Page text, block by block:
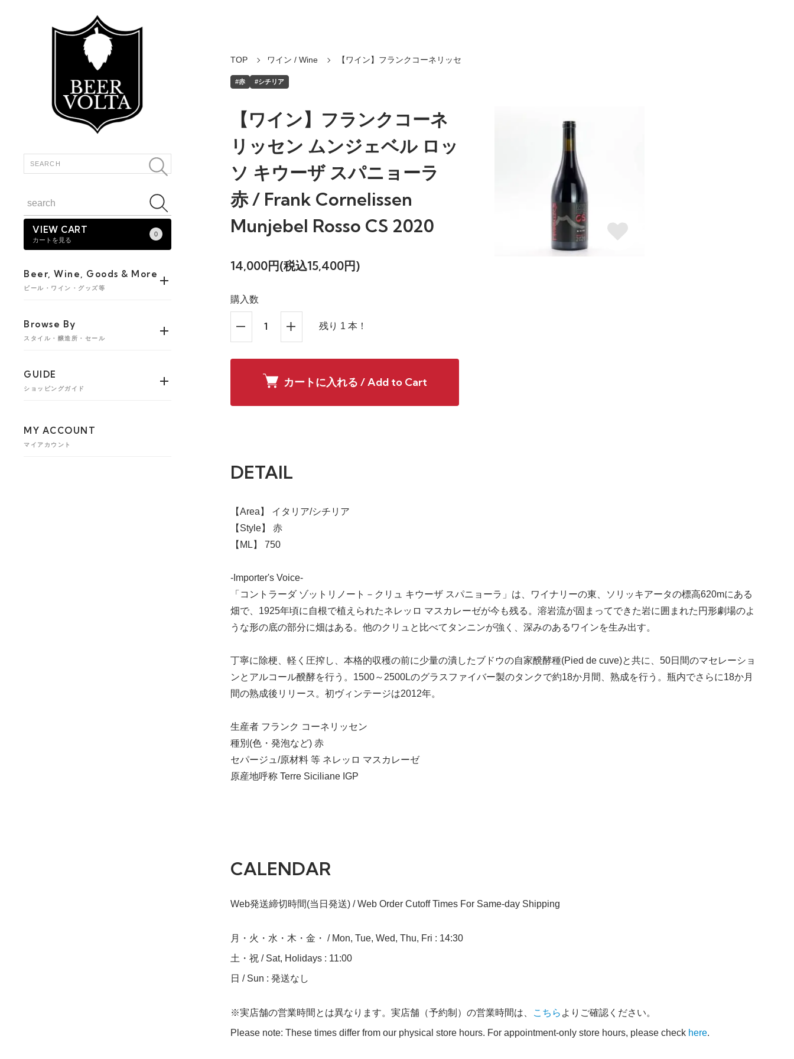
VIEW CART
カートを見る
0
Beer, Wine, Goods & More
ビール・ワイン・グッズ等
Browse By
スタイル・醸造所・セール
GUIDE
ショッピングガイド
MY ACCOUNT
マイアカウント
TOP ワイン / Wine 【ワイン】フランクコーネリッセ
#赤 #シチリア
【ワイン】フランクコーネ
リッセン ムンジェベル ロッ
ソ キウーザ スパニョーラ
赤 / Frank Cornelissen
Munjebel Rosso CS 2020
14,000円(税込15,400円)
購入数
残り 1 本！
カートに入れる / Add to Cart
DETAIL
【Area】 イタリア/シチリア
【Style】 赤
【ML】 750
-Importer's Voice-
「コントラーダ ゾットリノート－クリュ キウーザ スパニョーラ」は、ワイナリーの東、ソリッキアータの標高620mにある
畑で、1925年頃に自根で植えられたネレッロ マスカレーゼが今も残る。溶岩流が固まってできた岩に囲まれた円形劇場のよ
うな形の底の部分に畑はある。他のクリュと比べてタンニンが強く、深みのあるワインを生み出す。
丁寧に除梗、軽く圧搾し、本格的収穫の前に少量の潰したブドウの自家醗酵種(Pied de cuve)と共に、50日間のマセレーショ
ンとアルコール醗酵を行う。1500～2500Lのグラスファイバー製のタンクで約18か月間、熟成を行う。瓶内でさらに18か月
間の熟成後リリース。初ヴィンテージは2012年。
生産者 フランク コーネリッセン
種別(色・発泡など) 赤
セパージュ/原材料 等 ネレッロ マスカレーゼ
原産地呼称 Terre Siciliane IGP
CALENDAR
Web発送締切時間(当日発送) / Web Order Cutoff Times For Same-day Shipping
月・火・水・木・金・ / Mon, Tue, Wed, Thu, Fri : 14:30
土・祝 / Sat, Holidays : 11:00
日 / Sun : 発送なし
※実店舗の営業時間とは異なります。実店舗（予約制）の営業時間は、 こちら よりご確認ください。
Please note: These times differ from our physical store hours. For appointment-only store hours, please check here.